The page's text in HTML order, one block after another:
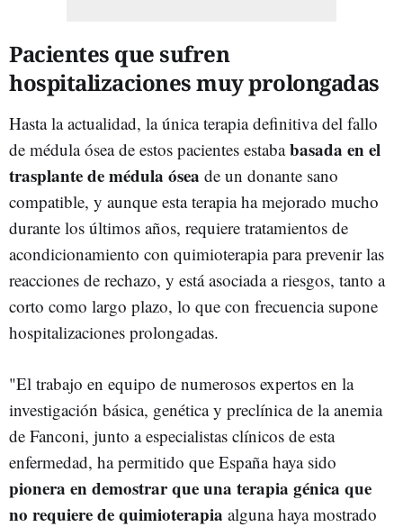
Pacientes que sufren
hospitalizaciones muy prolongadas
Hasta la actualidad, la única terapia definitiva del fallo
de médula ósea de estos pacientes estababasada en el
trasplante de médula ósea de un donante sano
compatible, y aunque esta terapia ha mejorado mucho
durante los últimos años, requiere tratamientos de
acondicionamiento con quimioterapia para prevenir las
reacciones de rechazo, y está asociada a riesgos, tanto a
corto como largo plazo, lo que con frecuencia supone
hospitalizaciones prolongadas.
"El trabajo en equipo de numerosos expertos en la
investigación básica, genética y preclínica de la anemia
de Fanconi, junto a especialistas clínicos de esta
enfermedad, ha permitido que España haya sido
pionera en demostrar que una terapia génica que
no requiere de quimioterapia alguna haya mostrado